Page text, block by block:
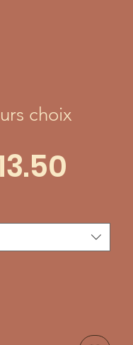
choix